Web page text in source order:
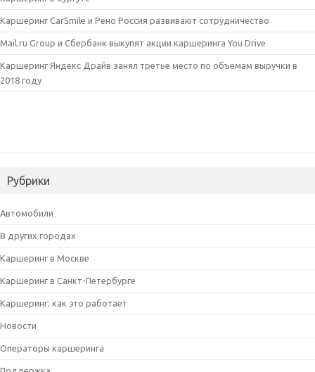
Каршеринг CarSmile и Рено Россия развивают сотрудничество
Mail.ru Group и Сбербанк выкупят акции каршеринга You Drive
Каршеринг Яндекс Драйв занял третье место по объемам выручки в
2018 году
Рубрики
Автомобили
В других городах
Каршеринг в Москве
Каршеринг в Санкт-Петербурге
Каршеринг: как это работает
Новости
Операторы каршеринга